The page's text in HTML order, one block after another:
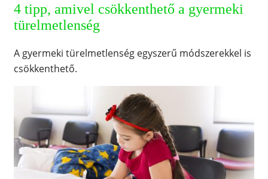
4 tipp, amivel csökkenthető a gyermeki
türelmetlenség
A gyermeki türelmetlenség egyszerű módszerekkel is
csökkenthető.